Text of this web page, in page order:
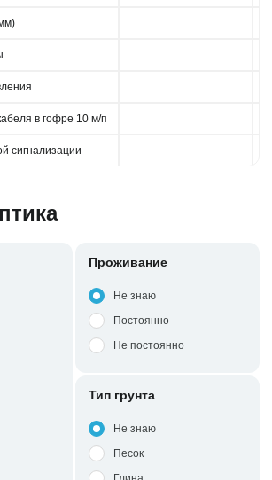
в гофре 10 м/п
сигнализации
Проживание
Не знаю
Постоянно
Не постоянно
Тип грунта
Не знаю
Песок